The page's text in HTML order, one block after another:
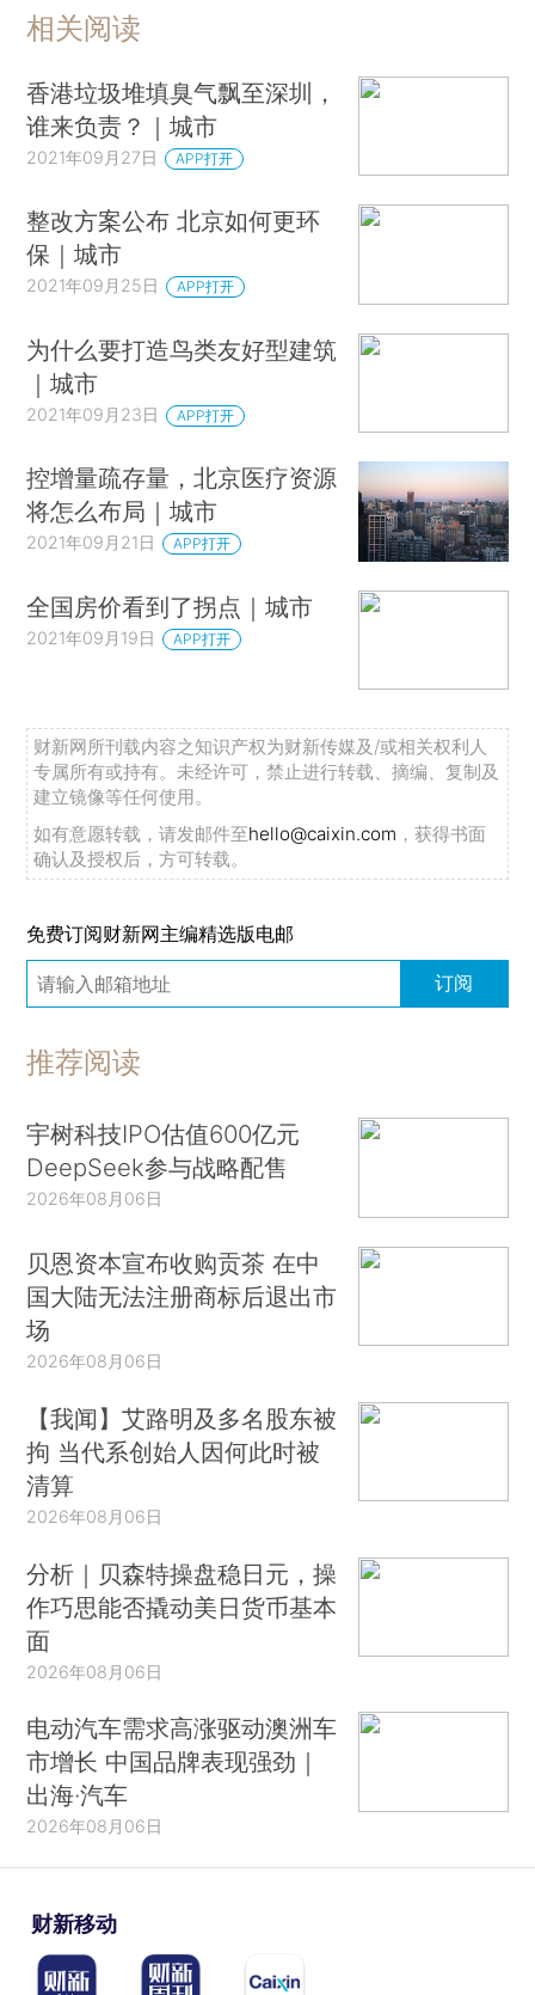
相关阅读
香港垃圾堆填臭气飘至深圳，
谁来负责？｜城市
2021年09月27日 APP打开
整改方案公布 北京如何更环
保｜城市
2021年09月25日 APP打开
为什么要打造鸟类友好型建筑
｜城市
2021年09月23日 APP打开
控增量疏存量，北京医疗资源
将怎么布局｜城市
2021年09月21日 APP打开
全国房价看到了拐点｜城市
2021年09月19日 APP打开
财新网所刊载内容之知识产权为财新传媒及/或相关权利人
专属所有或持有。未经许可，禁止进行转载、摘编、复制及
建立镜像等任何使用。
如有意愿转载，请发邮件至hello@caixin.com ，获得书面
确认及授权后，方可转载。
免费订阅财新网主编精选版电邮
订阅
推荐阅读
宇树科技IPO估值600亿元
DeepSeek参与战略配售
2026年08月06日
贝恩资本宣布收购贡茶 在中
国大陆无法注册商标后退出市
场
2026年08月06日
【我闻】艾路明及多名股东被
拘 当代系创始人因何此时被
清算
2026年08月06日
分析｜贝森特操盘稳日元，操
作巧思能否撬动美日货币基本
面
2026年08月06日
电动汽车需求高涨驱动澳洲车
市增长 中国品牌表现强劲｜
出海·汽车
2026年08月06日
财新移动